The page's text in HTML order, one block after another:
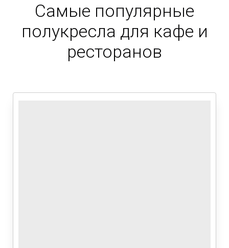
Самые популярные
полукресла для кафе и
ресторанов